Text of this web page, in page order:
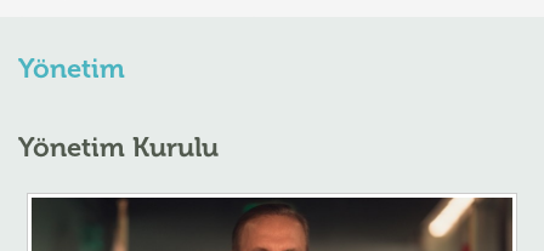
Yönetim
Yönetim Kurulu